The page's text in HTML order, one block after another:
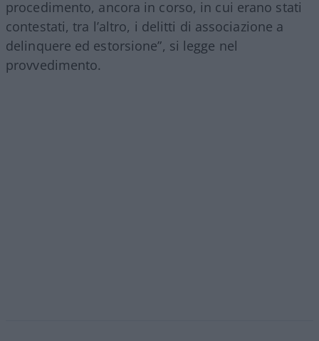
procedimento, ancora in corso, in cui erano stati
contestati, tra l’altro, i delitti di associazione a
delinquere ed estorsione”, si legge nel
provvedimento.